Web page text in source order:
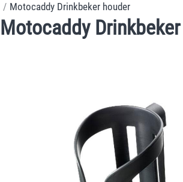
/ Motocaddy Drinkbeker houder
Motocaddy